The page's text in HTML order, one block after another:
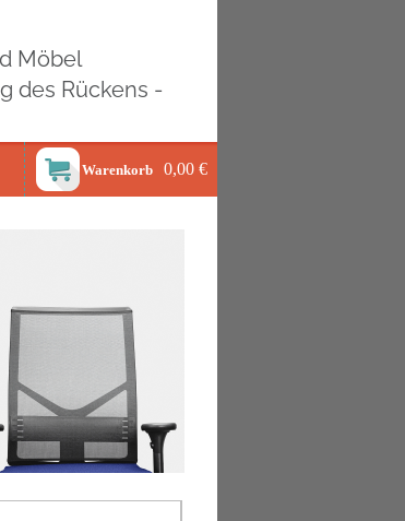
Möbel
des Rückens -
Warenkorb 0,00 €